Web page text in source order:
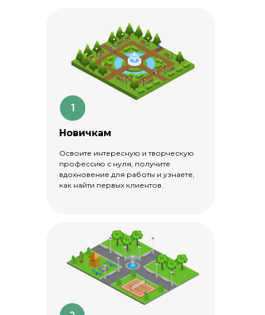
Освоите интересную и творческую
профессию с нуля, получите
вдохновение для работы и узнаете,
как найти первых клиентов.
Новичкам